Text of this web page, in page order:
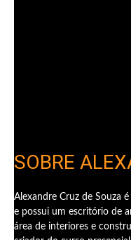
SOBRE
Alexandre Cruz de Souza
e possui um escritório de
área de interiores e